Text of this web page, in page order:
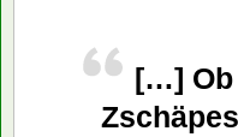
[…] Ob